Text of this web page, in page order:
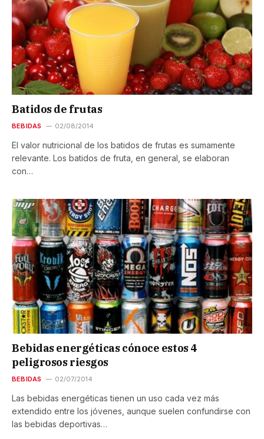
Batidos de frutas
BEBIDAS 02/08/2014
El valor nutricional de los batidos de frutas es sumamente
relevante. Los batidos de fruta, en general, se elaboran
con…
Bebidas energéticas cónoce estos 4
peligrosos riesgos
BEBIDAS 02/07/2014
Las bebidas energéticas tienen un uso cada vez más
extendido entre los jóvenes, aunque suelen confundirse con
las bebidas deportivas…